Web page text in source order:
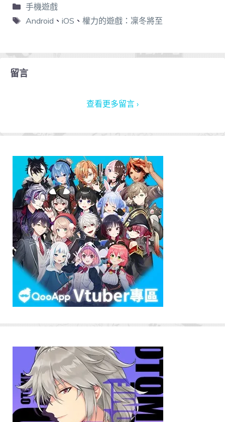
手機遊戲
Android 、 iOS 、 權力的遊戲：凜冬將至
留言
查看更多留言 ›